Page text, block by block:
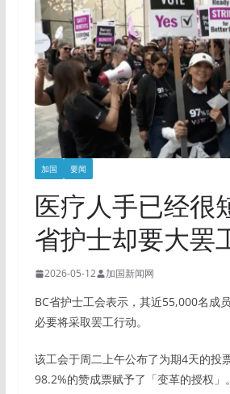
加国 要闻
医疗人手已经很
省护士却要大
2026-05-12 加国新闻网
BC省护士工会表示，其近55,000名成
必要将采取罢工行动。
该工会于周二上午公布了为期4天的投
98.2%的赞成票赋予了「变革的授权」。